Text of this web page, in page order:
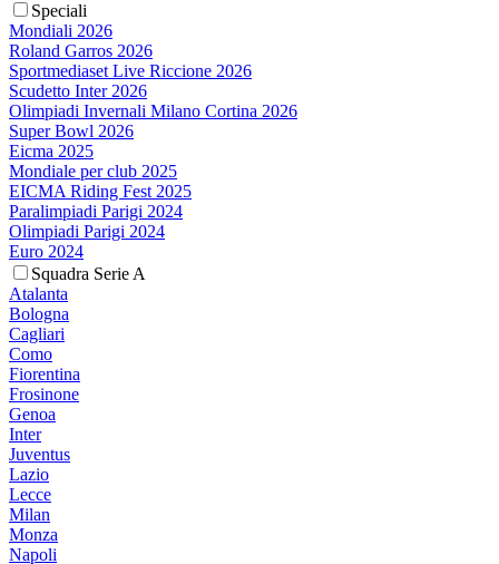
Speciali
Mondiali 2026
Roland Garros 2026
Sportmediaset Live Riccione 2026
Scudetto Inter 2026
Olimpiadi Invernali Milano Cortina 2026
Super Bowl 2026
Eicma 2025
Mondiale per club 2025
EICMA Riding Fest 2025
Paralimpiadi Parigi 2024
Olimpiadi Parigi 2024
Euro 2024
Squadra Serie A
Atalanta
Bologna
Cagliari
Como
Fiorentina
Frosinone
Genoa
Inter
Juventus
Lazio
Lecce
Milan
Monza
Napoli